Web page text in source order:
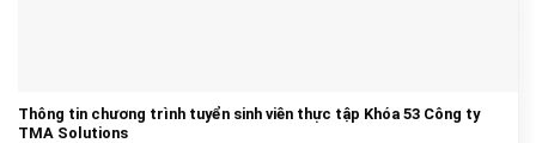
Thông tin chương trình tuyển sinh viên thực tập Khóa 53 Công ty
TMA Solutions